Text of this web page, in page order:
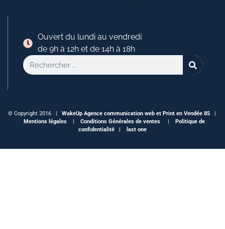
Ouvert du lundi au vendredi
de 9h à 12h et de 14h à 18h
© Copyright 2016 | WakeUp Agence communication web et Print en Vendée 85
Mentions légales| Conditions Générales de ventes|
Politique de
confidentialité |
last one